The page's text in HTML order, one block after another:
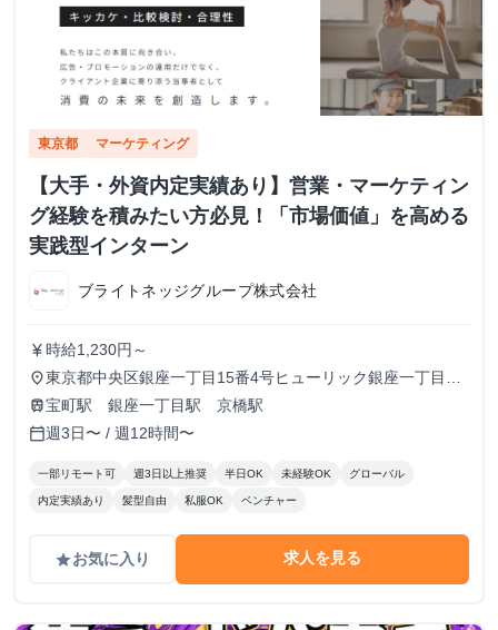
東京都 マーケティング
【大手・外資内定実績あり】営業・マーケティン
グ経験を積みたい方必見！「市場価値」を高める
実践型インターン
ブライトネッジグループ株式会社
currency_yen 時給1,230円～
place東京都中央区銀座一丁目15番4号ヒューリック銀座一丁目昭
和通りビル7階
train宝町駅 銀座一丁目駅 京橋駅
calendar_today週3日〜 / 週12時間〜
一部リモート可 週3日以上推奨 半日OK 未経験OK グローバル
内定実績あり 髪型自由 私服OK ベンチャー
gradeお気に入り 求人を見る